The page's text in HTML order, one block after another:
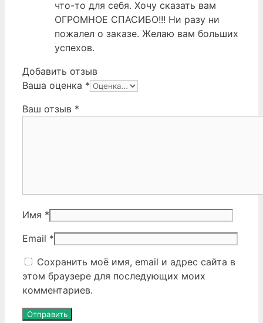
что-то для себя. Хочу сказать вам
ОГРОМНОЕ СПАСИБО!!! Ни разу ни
пожалел о заказе. Желаю вам больших
успехов.
Добавить отзыв
Ваша оценка *
Ваш отзыв *
Имя *
Email *
Сохранить моё имя, email и адрес сайта в
этом браузере для последующих моих
комментариев.